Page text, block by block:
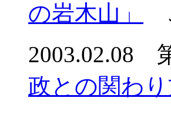
の岩木山」
2003.02.08
政との関わり